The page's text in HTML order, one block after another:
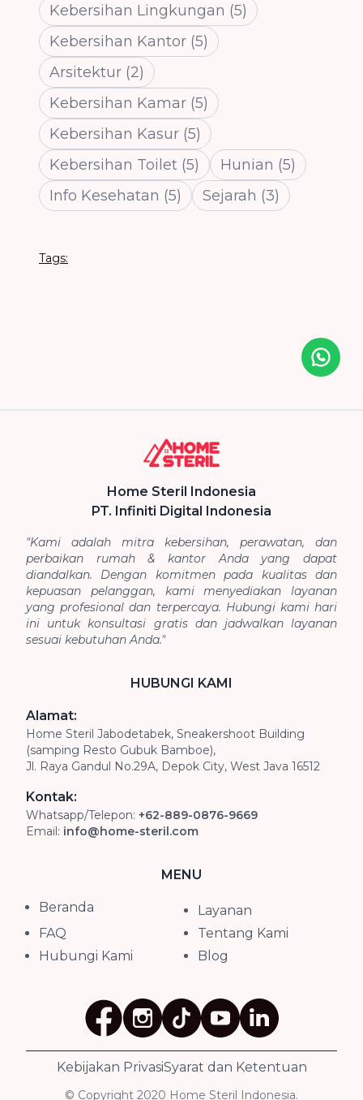
Kebersihan Lingkungan (5)
Kebersihan Kantor (5)
Arsitektur (2)
Kebersihan Kamar (5)
Kebersihan Kasur (5)
Kebersihan Toilet (5) Hunian (5)
Info Kesehatan (5) Sejarah (3)
Tags:
Icon
Home Steril Indonesia
PT. Infiniti Digital Indonesia
"Kami adalah mitra kebersihan, perawatan, dan
perbaikan rumah & kantor Anda yang dapat
diandalkan. Dengan komitmen pada kualitas dan
kepuasan pelanggan, kami menyediakan layanan
yang profesional dan terpercaya. Hubungi kami hari
ini untuk konsultasi gratis dan jadwalkan layanan
sesuai kebutuhan Anda."
HUBUNGI KAMI
Alamat:
Home Steril Jabodetabek, Sneakershoot Building
(samping Resto Gubuk Bamboe),
Jl. Raya Gandul No.29A, Depok City, West Java 16512
Kontak:
Whatsapp/Telepon: +62-889-0876-9669
Email: info@home-steril.com
MENU
Beranda
Layanan
FAQ
Tentang Kami
Hubungi Kami
Blog
Kebijakan PrivasiSyarat dan Ketentuan
© Copyright 2020 Home Steril Indonesia.